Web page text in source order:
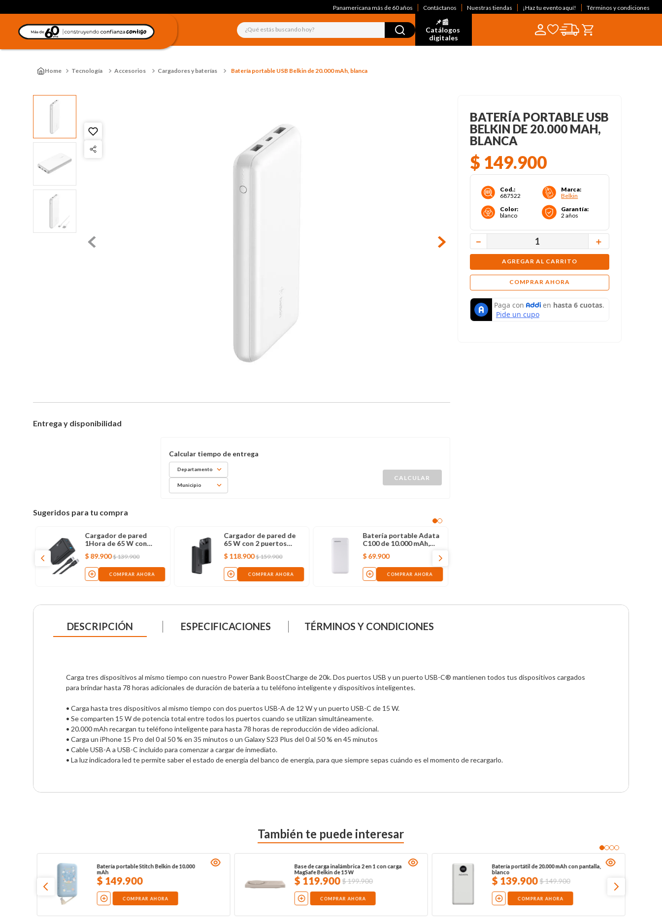
Panamericana más de 60 años Contáctanos Nuestras tiendas ¡Haz tu evento aquí! Términos y condiciones
¿Qué estás buscando hoy?
📌📰
Catálogos
digitales
Tecnología Accesorios Cargadores y baterías Batería portable USB Belkin de 20.000 mAh, blanca
Entrega y disponibilidad
Departamento
Municipio
Sugeridos para tu compra
Cargador de pared
1Hora de 65 W con
cable USB-C
$ 89.900 $139.900
COMPRAR AHORA
Cargador de pared de
65 W con 2 puertos
USB-C 1Hora, negro
$ 118.900 $159.900
COMPRAR AHORA
Batería portable Adata
C100 de 10.000 mAh,
blanca
$ 69.900
COMPRAR AHORA
BATERÍA PORTABLE USB
BELKIN DE 20.000 MAH,
BLANCA
$ 149.900
Cod.:
687522
Marca:
Belkin
Color:
blanco
Garantía:
2 años
＋
－
AGREGAR AL CARRITO
COMPRAR AHORA
DESCRIPCIÓN ESPECIFICACIONES TÉRMINOS Y CONDICIONES
Carga tres dispositivos al mismo tiempo con nuestro Power Bank BoostCharge de 20k. Dos puertos USB y un puerto USB-C® mantienen todos tus dispositivos cargados
para brindar hasta 78 horas adicionales de duración de batería a tu teléfono inteligente y dispositivos inteligentes.
• Carga hasta tres dispositivos al mismo tiempo con dos puertos USB-A de 12 W y un puerto USB-C de 15 W.
• Se comparten 15 W de potencia total entre todos los puertos cuando se utilizan simultáneamente.
• 20.000 mAh recargan tu teléfono inteligente para hasta 78 horas de reproducción de video adicional.
• Carga un iPhone 15 Pro del 0 al 50 % en 35 minutos o un Galaxy S23 Plus del 0 al 50 % en 45 minutos
• Cable USB-A a USB-C incluido para comenzar a cargar de inmediato.
• La luz indicadora led te permite saber el estado de energía del banco de energía, para que siempre sepas cuándo es el momento de recargarlo.
También te puede interesar
Batería portable Stitch Belkin de 10.000
mAh
$ 149.900
COMPRAR AHORA
Base de carga inalámbrica 2 en 1 con carga
MagSafe Belkin de 15 W
$ 119.900 $199.900
COMPRAR AHORA
Batería portátil de 20.000 mAh con pantalla,
blanco
$ 139.900 $149.900
COMPRAR AHORA